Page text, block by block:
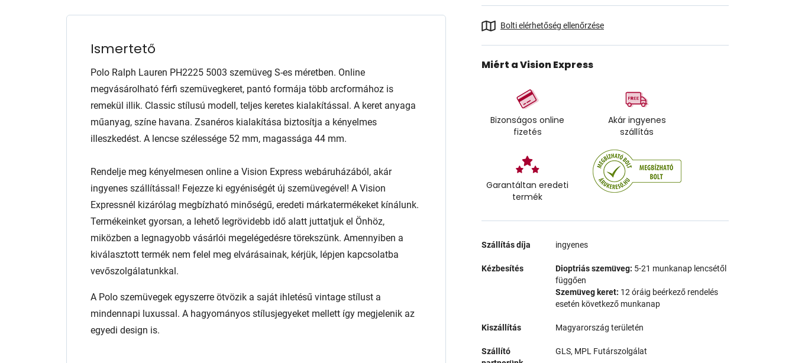
Ismertető
Polo Ralph Lauren PH2225 5003 szemüveg S-es méretben. Online
megvásárolható férfi szemüvegkeret, pantó formája több arcformához is
remekül illik. Classic stílusú modell, teljes keretes kialakítással. A keret anyaga
műanyag, színe havana. Zsanéros kialakítása biztosítja a kényelmes
illeszkedést. A lencse szélessége 52 mm, magassága 44 mm.
Rendelje meg kényelmesen online a Vision Express webáruházából, akár
ingyenes szállítással! Fejezze ki egyéniségét új szemüvegével! A Vision
Expressnél kizárólag megbízható minőségű, eredeti márkatermékeket kínálunk.
Termékeinket gyorsan, a lehető legrövidebb idő alatt juttatjuk el Önhöz,
miközben a legnagyobb vásárlói megelégedésre törekszünk. Amennyiben a
kiválasztott termék nem felel meg elvárásainak, kérjük, lépjen kapcsolatba
vevőszolgálatunkkal.
A Polo szemüvegek egyszerre ötvözik a saját ihletésű vintage stílust a
mindennapi luxussal. A hagyományos stílusjegyeket mellett így megjelenik az
egyedi design is.
Bolti elérhetőség ellenőrzése
Miért a Vision Express
Bizonságos online
fizetés
Akár ingyenes
szállítás
Garantáltan eredeti
termék
Szállítás díja ingyenes
Kézbesítés Dioptriás szemüveg: 5-21 munkanap lencsétől
függően
Szemüveg keret: 12 óráig beérkező rendelés
esetén következő munkanap
Kiszállítás Magyarország területén
Szállító
GLS, MPL Futárszolgálat